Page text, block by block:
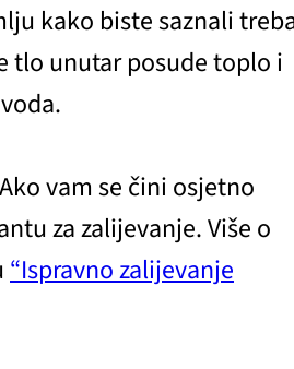
kako biste saznali
tlo unutar posude toplo i
vam se čini osjetno
za zalijevanje. Više o
“Ispravno zalijevanje